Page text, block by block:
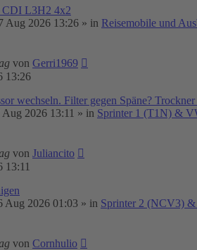
CDI L3H2 4x2
Aug 2026 13:26 » in Reisemobile und
von Gerri1969
13:26
wechseln. Filter gegen Späne?
Aug 2026 13:11 » in Sprinter 1 (T1N) &
von Juliancito
13:11
Aug 2026 01:03 » in Sprinter 2 (NCV3)
von Cornhulio